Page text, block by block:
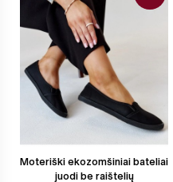
Moteriški ekozomšiniai bateliai
juodi be raištelių